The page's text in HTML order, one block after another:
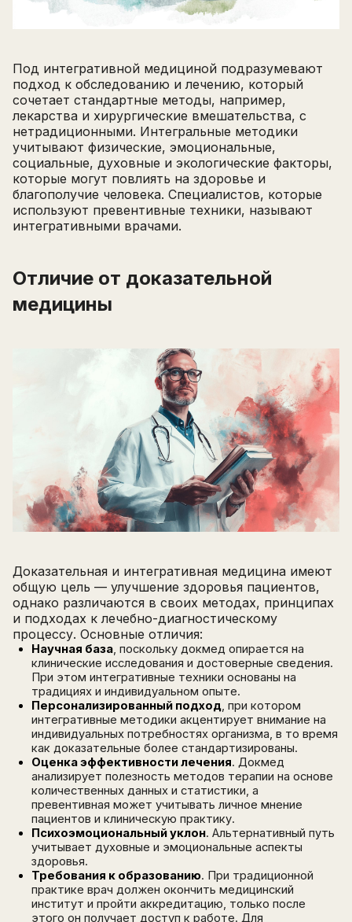
Под интегративной медициной подразумевают
подход к обследованию и лечению, который
сочетает стандартные методы, например,
лекарства и хирургические вмешательства, с
нетрадиционными. Интегральные методики
учитывают физические, эмоциональные,
социальные, духовные и экологические факторы,
которые могут повлиять на здоровье и
благополучие человека. Специалистов, которые
используют превентивные техники, называют
интегративными врачами.
Отличие от доказательной
медицины
Доказательная и интегративная медицина имеют
общую цель — улучшение здоровья пациентов,
однако различаются в своих методах, принципах
и подходах к лечебно-диагностическому
процессу. Основные отличия:
Научная база, поскольку докмед опирается на
клинические исследования и достоверные сведения.
При этом интегративные техники основаны на
традициях и индивидуальном опыте.
Персонализированный подход, при котором
интегративные методики акцентирует внимание на
индивидуальных потребностях организма, в то время
как доказательные более стандартизированы.
Оценка эффективности лечения. Докмед
анализирует полезность методов терапии на основе
количественных данных и статистики, а
превентивная может учитывать личное мнение
пациентов и клиническую практику.
Психоэмоциональный уклон. Альтернативный путь
учитывает духовные и эмоциональные аспекты
здоровья.
Требования к образованию. При традиционной
практике врач должен окончить медицинский
институт и пройти аккредитацию, только после
этого он получает доступ к работе. Для